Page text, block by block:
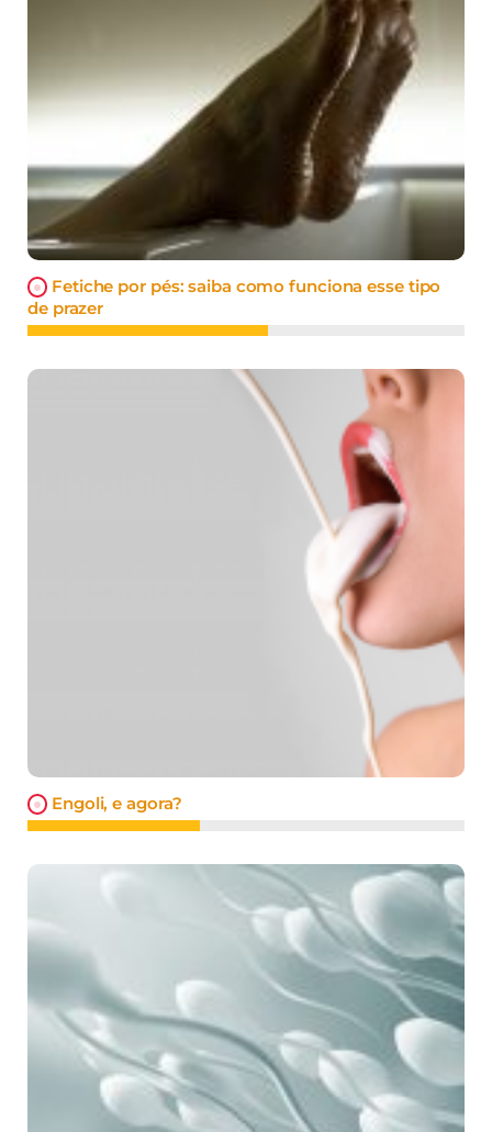
Fetiche por pés: saiba como funciona esse tipo
de prazer
Engoli, e agora?